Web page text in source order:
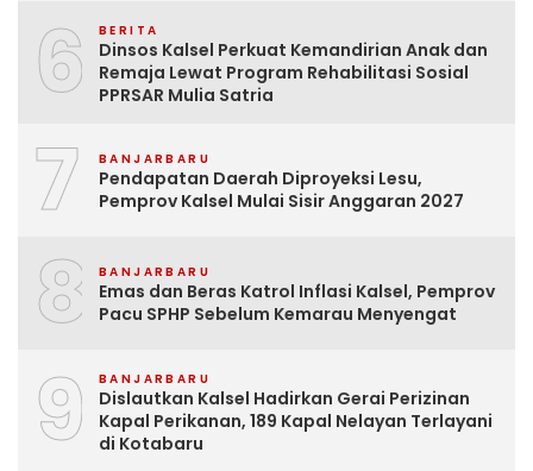
6 BERITA
Dinsos Kalsel Perkuat Kemandirian Anak dan
Remaja Lewat Program Rehabilitasi Sosial
PPRSAR Mulia Satria
7 BANJARBARU
Pendapatan Daerah Diproyeksi Lesu,
Pemprov Kalsel Mulai Sisir Anggaran 2027
8 BANJARBARU
Emas dan Beras Katrol Inflasi Kalsel, Pemprov
Pacu SPHP Sebelum Kemarau Menyengat
9 BANJARBARU
Dislautkan Kalsel Hadirkan Gerai Perizinan
Kapal Perikanan, 189 Kapal Nelayan Terlayani
di Kotabaru